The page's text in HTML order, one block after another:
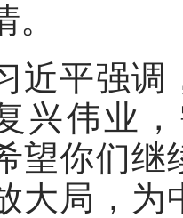
平强调，
兴伟业
望你们继
大局，为